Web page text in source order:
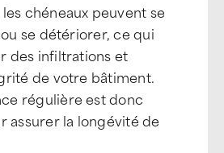
chéneaux peuvent se
se détériorer, ce qui
des infiltrations et
de votre bâtiment.
régulière est donc
assurer la longévité de